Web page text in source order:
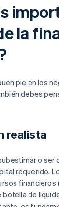
la
pie en los
debes
realista
o
requerido.
botella de